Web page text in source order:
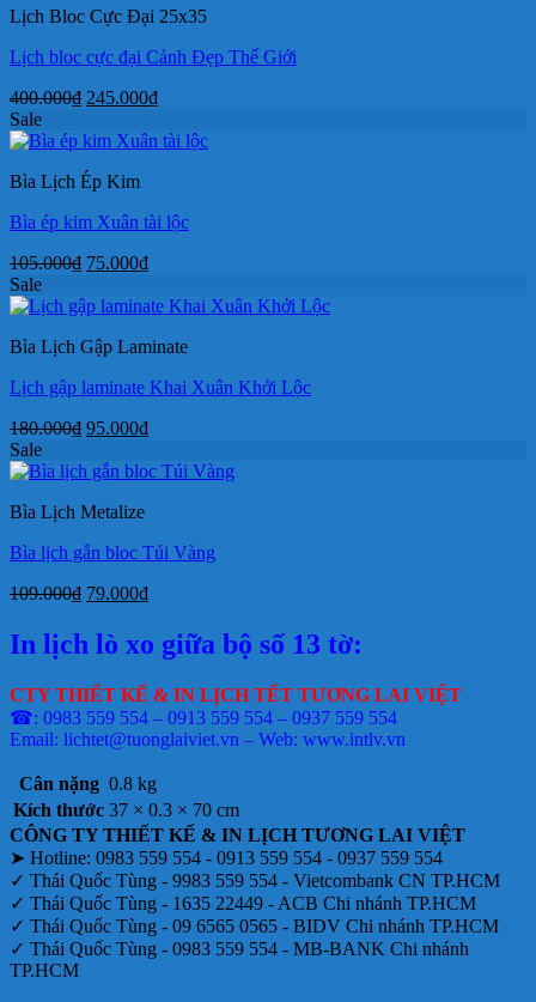
89.000₫.
Lịch Bloc Cực Đại 25x35
Lịch bloc cực đại Cảnh Đẹp Thế Giới
400.000₫ Giá
là:
245.000₫Giá
tại
Sale
Bìa Lịch Ép Kim
Bìa ép kim Xuân tài lộc
105.000₫ Giá
là:
75.000₫Giá
tại
75.000₫.
Sale
Bìa Lịch Gập Laminate
Lịch gập laminate Khai Xuân Khởi Lộc
180.000₫ Giá
là:
95.000₫Giá
tại
Sale
Bìa Lịch Metalize
Bìa lịch gắn bloc Túi Vàng
109.000₫ Giá
là:
109.000₫.
79.000₫Giá
là:
In lịch lò xo giữa bộ số 13 tờ:
CTY THIẾT KẾ & IN LỊCH TẾT TƯƠNG LAI VIỆT
☎: 0983 559 554 – 0913 559 554 – 0937 559 554
Email: lichtet@tuonglaiviet.vn – Web: www.intlv.vn
Cân nặng 0.8 kg
Kích thước 37 × 0.3 × 70 cm
CÔNG TY THIẾT KẾ & IN LỊCH TƯƠNG LAI VIỆT
➤ Hotline: 0983 559 554 - 0913 559 554 - 0937 559 554
✓ Thái Quốc Tùng - 9983 559 554 - Vietcombank CN TP.HCM
✓ Thái Quốc Tùng - 1635 22449 - ACB Chi nhánh TP.HCM
✓ Thái Quốc Tùng - 09 6565 0565 - BIDV Chi nhánh TP.HCM
✓ Thái Quốc Tùng - 0983 559 554 - MB-BANK Chi nhánh
TP.HCM